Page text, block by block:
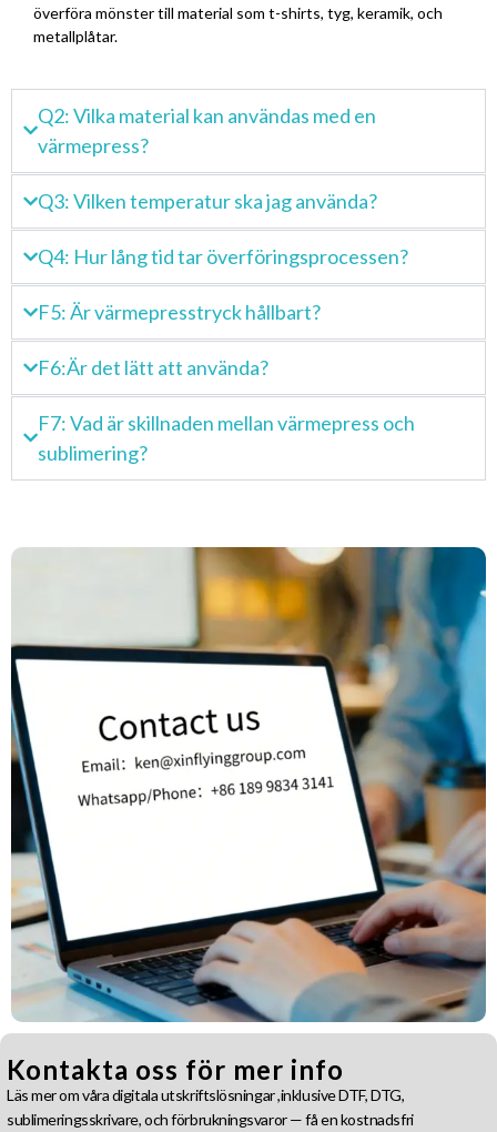
överföra mönster till material som t-shirts, tyg, keramik, och
metallplåtar.
Q2: Vilka material kan användas med en
värmepress?
Q3: Vilken temperatur ska jag använda?
Q4: Hur lång tid tar överföringsprocessen?
F5: Är värmepresstryck hållbart?
F6:Är det lätt att använda?
F7: Vad är skillnaden mellan värmepress och
sublimering?
Kontakta oss för mer info
Läs mer om våra digitala utskriftslösningar ,inklusive DTF, DTG,
sublimeringsskrivare, och förbrukningsvaror — få en kostnadsfri